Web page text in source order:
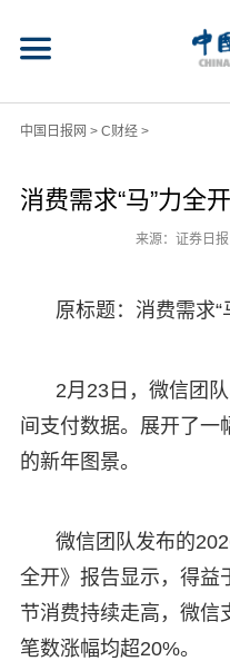
中国日报网 > C财经>
消费需求“马”力全
来源：证券日报
原标题：消费需求“
2月23日，微信团
间支付数据。展开了一
的新年图景。
微信团队发布的
全开》报告显示，得益
节消费持续走高，微信
笔数涨幅均超20%。